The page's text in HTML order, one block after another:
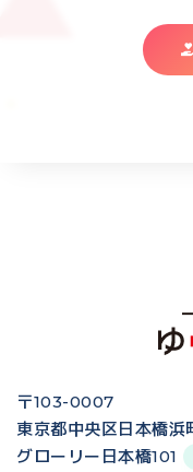
〒103-0007
東京都中央区日本橋
グローリー日本橋101